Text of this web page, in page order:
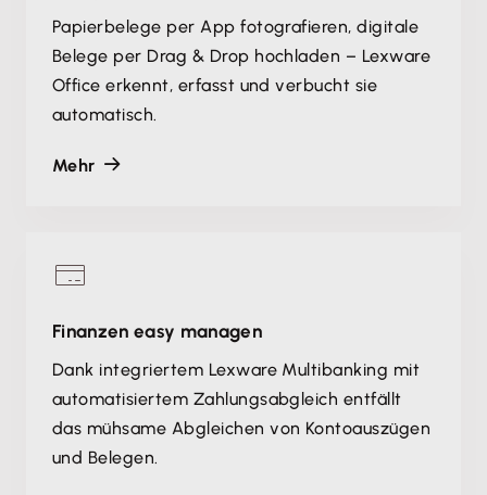
Papierbelege per App fotografieren, digitale
Belege per Drag & Drop hochladen – Lexware
Office erkennt, erfasst und verbucht sie
automatisch.
Mehr
Finanzen easy managen
Dank integriertem Lexware Multibanking mit
automatisiertem Zahlungsabgleich entfällt
das mühsame Abgleichen von Kontoauszügen
und Belegen.